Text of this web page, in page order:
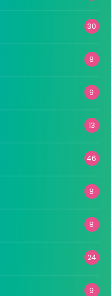
30
8
9
13
46
8
8
24
9